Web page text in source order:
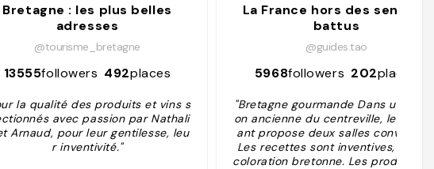
Bretagne : les plus belles
adresses
@tourisme_bretagne
13555followers 492places
la qualité des produits et vins s
avec passion par Nathali
Arnaud, pour leur gentilesse, leu
r inventivité."
La France hors des sentiers
battus
@guides.tao
5968followers 202places
"Bretagne gourmande Dans une mais
on ancienne du centreville, le restaur
ant propose deux salles conviviales.
Les recettes sont inventives, à forte
coloration bretonne. Les produits son